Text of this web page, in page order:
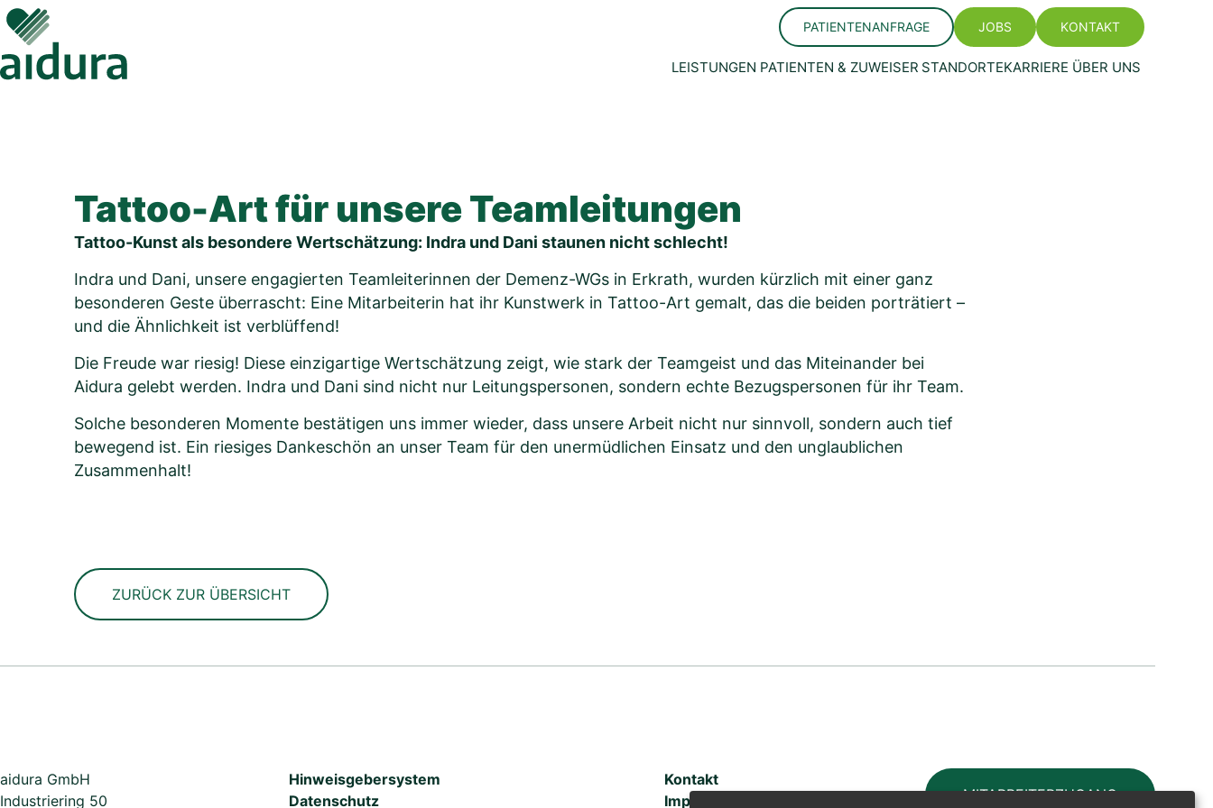
Skip
content
PATIENTENANFRAGE JOBS KONTAKT
LEISTUNGEN PATIENTEN & ZUWEISER STANDORTEKARRIERE ÜBER UNS
Tattoo-Art für unsere Teamleitungen
Tattoo-Kunst als besondere Wertschätzung: Indra und Dani staunen nicht schlecht!
Indra und Dani, unsere engagierten Teamleiterinnen der Demenz-WGs in Erkrath, wurden kürzlich mit einer ganz
besonderen Geste überrascht: Eine Mitarbeiterin hat ihr Kunstwerk in Tattoo-Art gemalt, das die beiden porträtiert –
und die Ähnlichkeit ist verblüffend!
Die Freude war riesig! Diese einzigartige Wertschätzung zeigt, wie stark der Teamgeist und das Miteinander bei
Aidura gelebt werden. Indra und Dani sind nicht nur Leitungspersonen, sondern echte Bezugspersonen für ihr Team.
Solche besonderen Momente bestätigen uns immer wieder, dass unsere Arbeit nicht nur sinnvoll, sondern auch tief
bewegend ist. Ein riesiges Dankeschön an unser Team für den unermüdlichen Einsatz und den unglaublichen
Zusammenhalt!
ZURÜCK ZUR ÜBERSICHT
aidura GmbH
Industriering 50
Hinweisgebersystem
Datenschutz
Kontakt
Impressum
MITARBEITERZUGANG